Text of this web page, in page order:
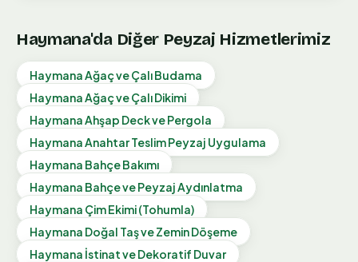
Haymana'da Diğer Peyzaj Hizmetlerimiz
Haymana Ağaç ve Çalı Budama
Haymana Ağaç ve Çalı Dikimi
Haymana Ahşap Deck ve Pergola
Haymana Anahtar Teslim Peyzaj Uygulama
Haymana Bahçe Bakımı
Haymana Bahçe ve Peyzaj Aydınlatma
Haymana Çim Ekimi (Tohumla)
Haymana Doğal Taş ve Zemin Döşeme
Haymana İstinat ve Dekoratif Duvar